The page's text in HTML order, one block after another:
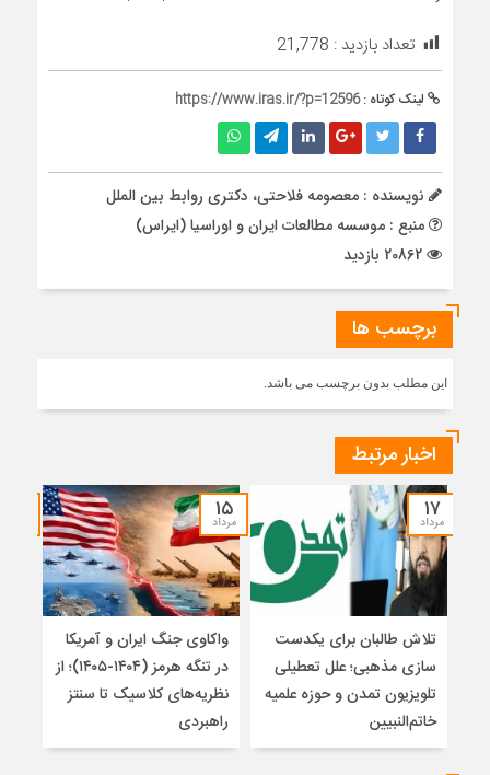
تعداد بازدید : 21,778
لینک کوتاه :https://www.iras.ir/?p=12596
نویسنده : معصومه فلاحتی، دکتری روابط بین الملل
منبع : موسسه مطالعات ایران و اوراسیا (ایراس)
برچسب ها
این مطلب بدون برچسب می باشد.
اخبار مرتبط
۱۷
مرداد
تلاش طالبان برای یکدست
سازی مذهبی؛ علل تعطیلی
تلویزیون تمدن و حوزه علمیه
خاتم‌النبیین
۱۵
مرداد
واکاوی جنگ ایران و آمریکا
در تنگه هرمز (۱۴۰۴-۱۴۰۵)؛ از
نظریه‌های کلاسیک تا سنتز
راهبردی